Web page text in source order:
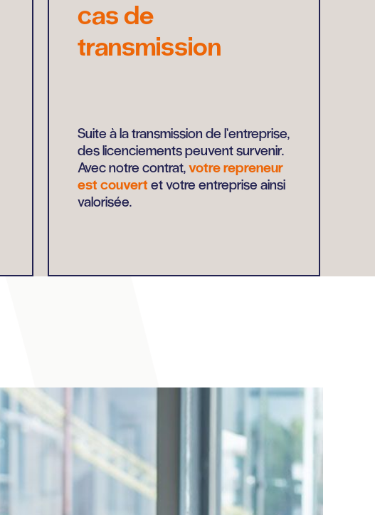
cas de
transmission
Suite à la transmission de l’entreprise,
des licenciements peuvent survenir.
Avec notre contrat,votre repreneur
est couvert et votre entreprise ainsi
valorisée.